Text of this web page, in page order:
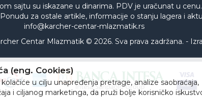
sajtu su iskazane u dinarima. PDV je uračunat u
za ostale artikle, informacije o stanju lagera i
info@karcher-centar-mlazmatik.rs
Centar Mlazmatik © 2026. Sva prava zadržana. -
(eng. Cookies)
u cilju unapređenja pretrage, analize saobraćaja,
i ciljanog marketinga, da pruži bolje korisničko